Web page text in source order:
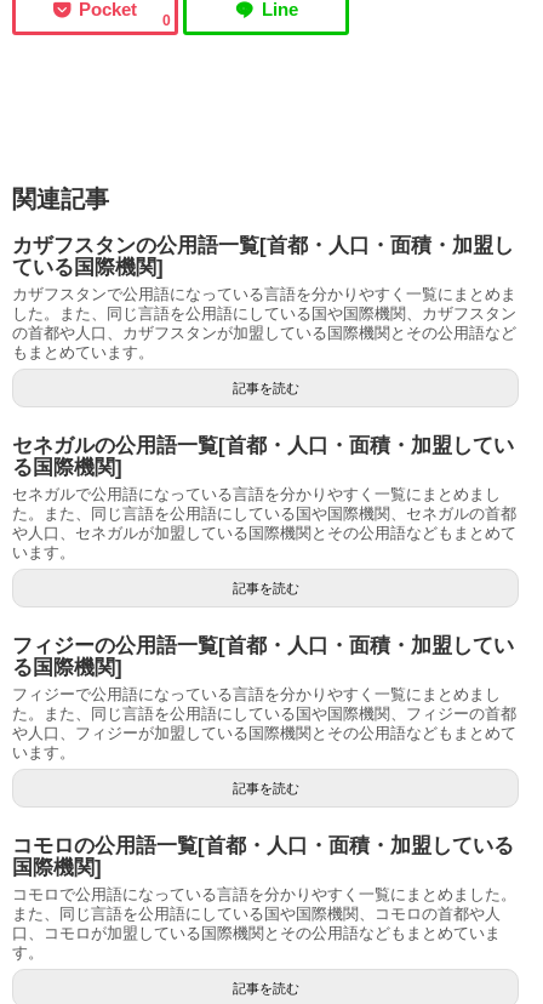
0
関連記事
カザフスタンの公用語一覧[首都・人口・面積・加盟し
ている国際機関]
カザフスタンで公用語になっている言語を分かりやすく一覧にまとめま
した。また、同じ言語を公用語にしている国や国際機関、カザフスタン
の首都や人口、カザフスタンが加盟している国際機関とその公用語など
もまとめています。
記事を読む
セネガルの公用語一覧[首都・人口・面積・加盟してい
る国際機関]
セネガルで公用語になっている言語を分かりやすく一覧にまとめまし
た。また、同じ言語を公用語にしている国や国際機関、セネガルの首都
や人口、セネガルが加盟している国際機関とその公用語などもまとめて
います。
記事を読む
フィジーの公用語一覧[首都・人口・面積・加盟してい
る国際機関]
フィジーで公用語になっている言語を分かりやすく一覧にまとめまし
た。また、同じ言語を公用語にしている国や国際機関、フィジーの首都
や人口、フィジーが加盟している国際機関とその公用語などもまとめて
います。
記事を読む
コモロの公用語一覧[首都・人口・面積・加盟している
国際機関]
コモロで公用語になっている言語を分かりやすく一覧にまとめました。
また、同じ言語を公用語にしている国や国際機関、コモロの首都や人
口、コモロが加盟している国際機関とその公用語などもまとめていま
す。
記事を読む